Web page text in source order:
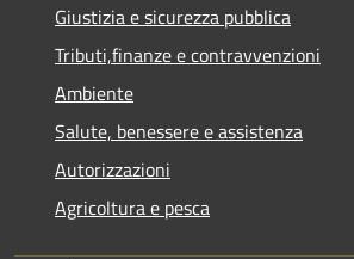
Giustizia e sicurezza pubblica
Tributi,finanze e contravvenzioni
Ambiente
Salute, benessere e assistenza
Autorizzazioni
Agricoltura e pesca